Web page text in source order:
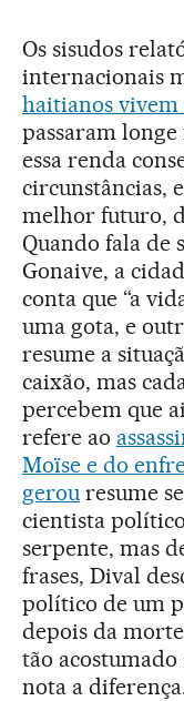
Os sisudos
internacionais
haitianos
passaram longe
essa renda
circunstâncias,
melhor futuro,
Quando fala de
Gonaive, a
conta que “a
uma gota, e
resume a
caixão, mas
percebem que
refere ao
Moïse e do
gerouresume
cientista
serpente, mas
frases, Dival
político de um
depois da
tão acostumado
nota a